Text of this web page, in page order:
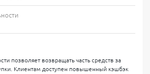
в регионе присутствия банка
позволяет возвращать часть средств за
Клиентам доступен повышенный кэшбэк